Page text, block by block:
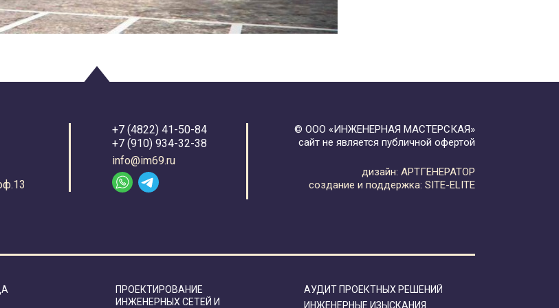
+7 (4822) 41-50-84
+7 (910) 934-32-38
info@im69.ru
© ООО «ИНЖЕНЕРНАЯ МАСТЕРСКАЯ»
сайт не является публичной офертой
дизайн: АРТГЕНЕРАТОР
создание и поддержка: SITE-ELITE
ПРОЕКТИРОВАНИЕ
ИНЖЕНЕРНЫХ СЕТЕЙ И
АУДИТ ПРОЕКТНЫХ РЕШЕНИЙ
ИНЖЕНЕРНЫЕ ИЗЫСКАНИЯ